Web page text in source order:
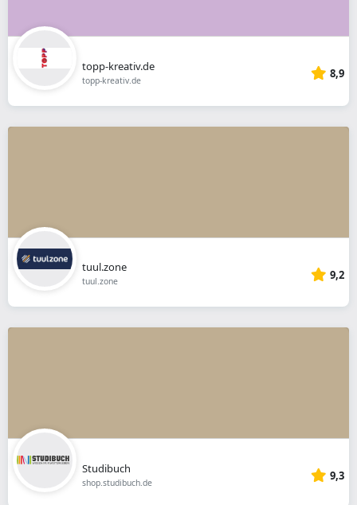
topp-kreativ.de
topp-kreativ.de 8,9
tuul.zone
tuul.zone 9,2
Studibuch
shop.studibuch.de 9,3